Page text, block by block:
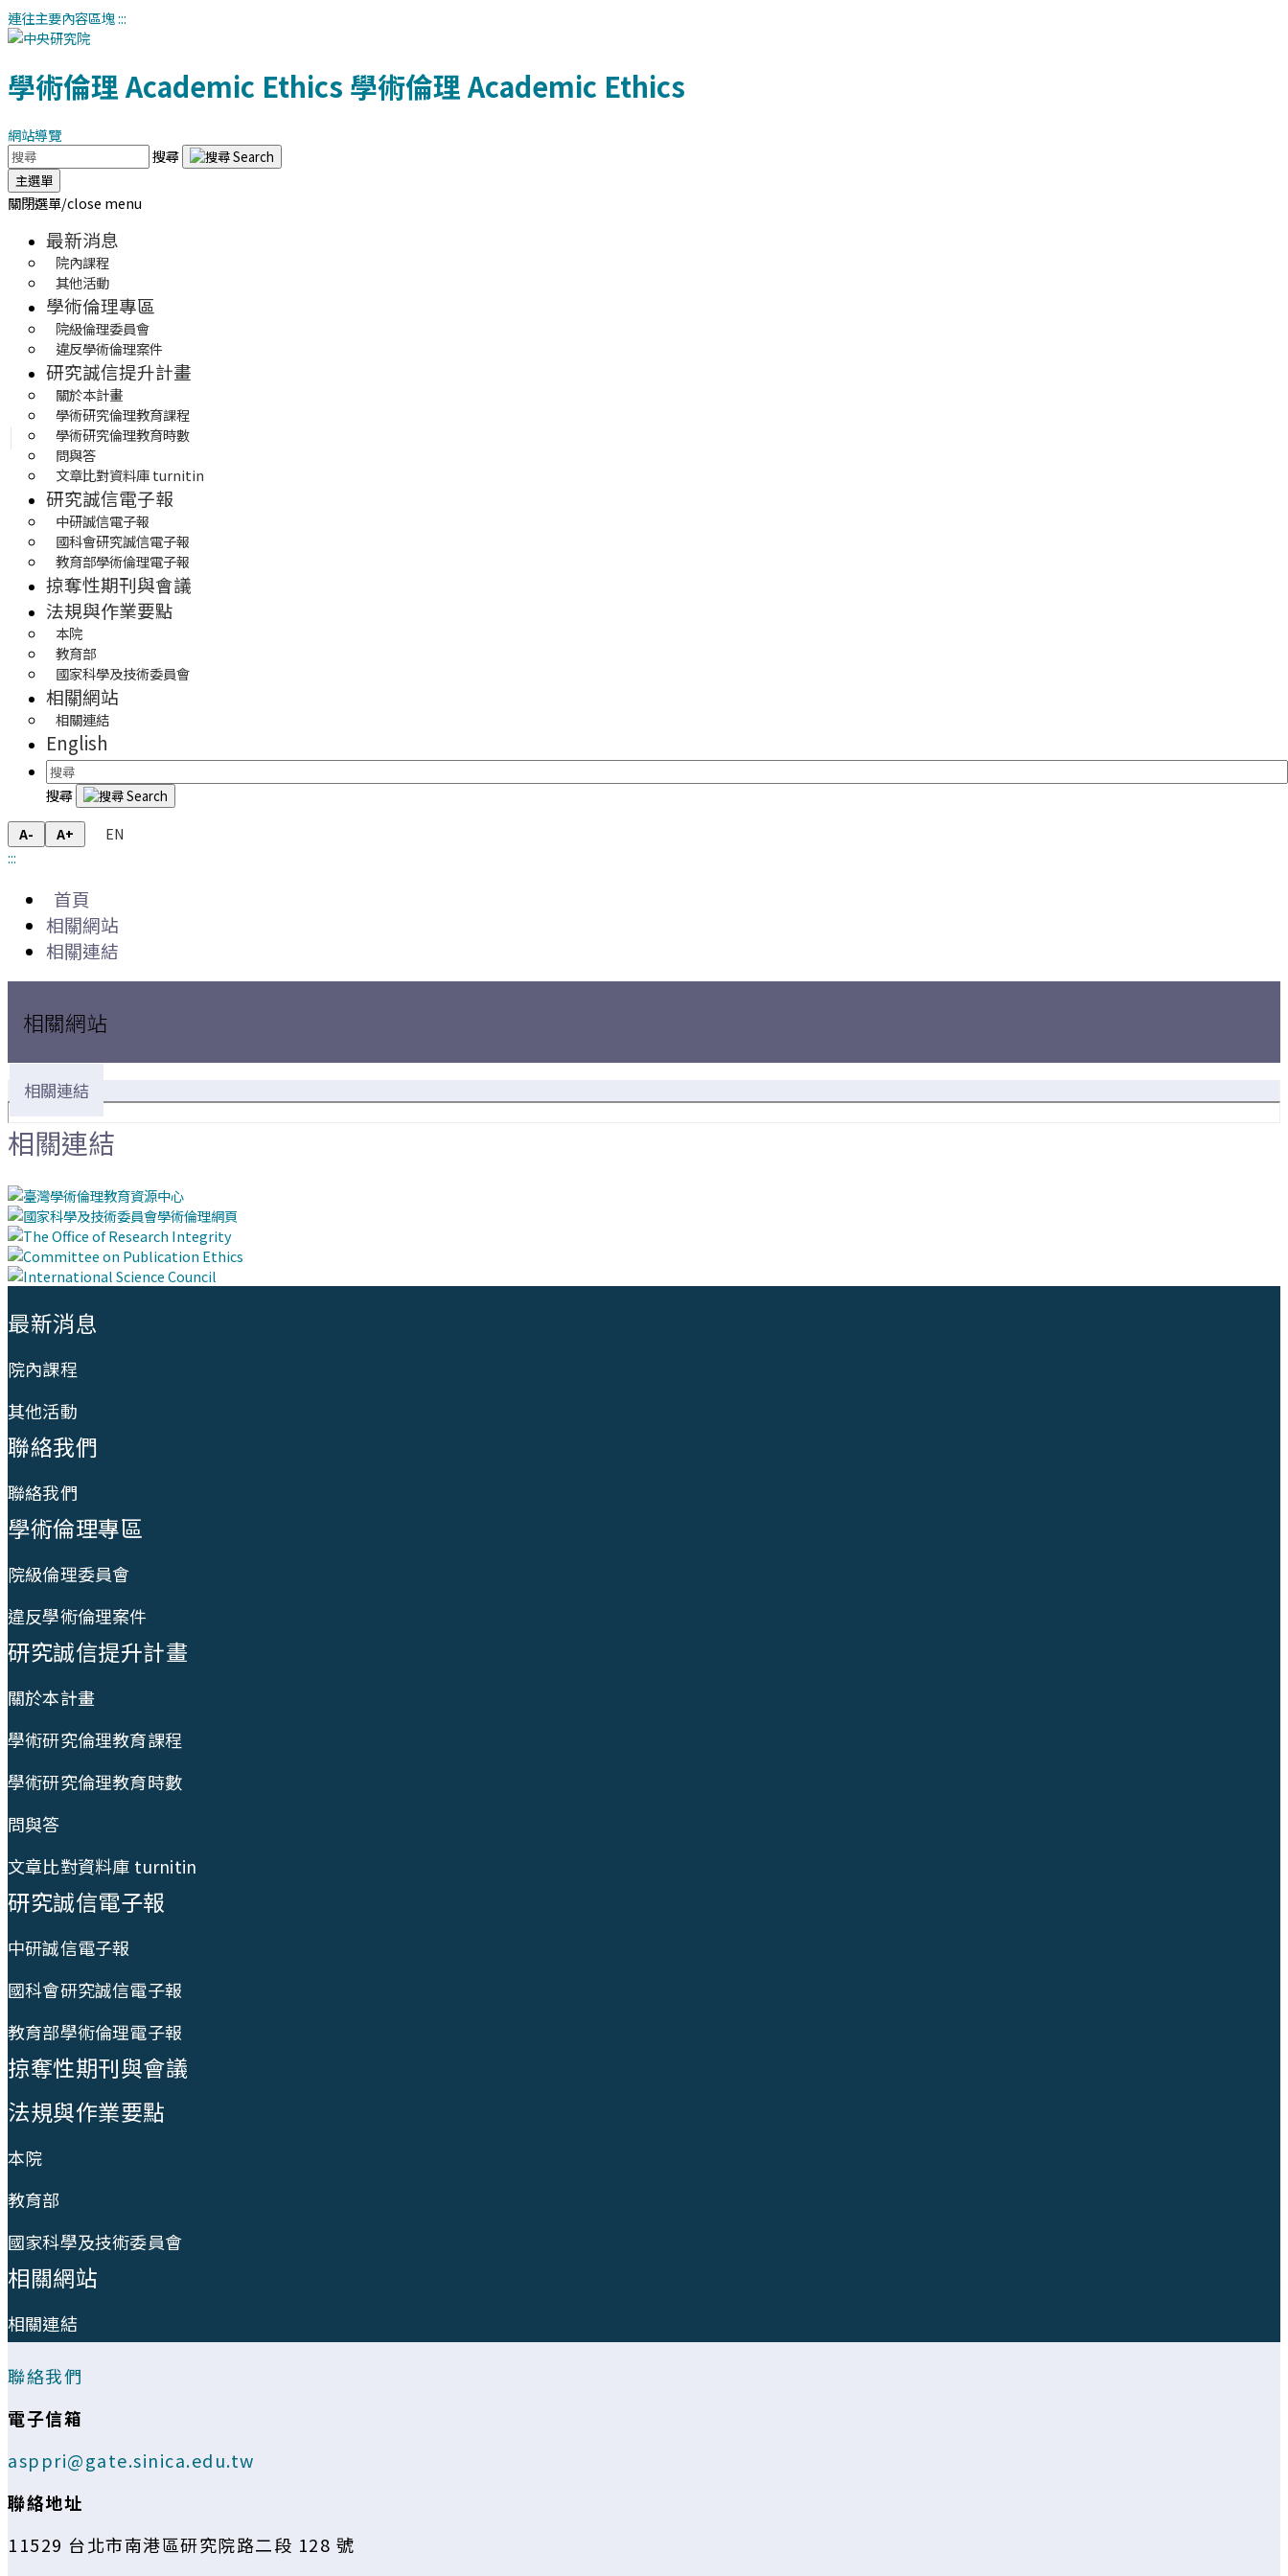
連往主要內容區塊:::
學術倫理Academic Ethics 學術倫理Academic Ethics
網站導覽
搜尋
主選單
關閉選單/close menu
最新消息
院內課程
其他活動
學術倫理專區
院級倫理委員會
違反學術倫理案件
研究誠信提升計畫
關於本計畫
學術研究倫理教育課程
學術研究倫理教育時數
問與答
文章比對資料庫 turnitin
研究誠信電子報
中研誠信電子報
國科會研究誠信電子報
教育部學術倫理電子報
掠奪性期刊與會議
法規與作業要點
本院
教育部
國家科學及技術委員會
相關網站
相關連結
English
搜尋
A- A+
EN
:::
首頁
相關網站
相關連結
相關網站
相關連結
相關連結
最新消息
院內課程
其他活動
聯絡我們
聯絡我們
學術倫理專區
院級倫理委員會
違反學術倫理案件
研究誠信提升計畫
關於本計畫
學術研究倫理教育課程
學術研究倫理教育時數
問與答
文章比對資料庫 turnitin
研究誠信電子報
中研誠信電子報
國科會研究誠信電子報
教育部學術倫理電子報
掠奪性期刊與會議
法規與作業要點
本院
教育部
國家科學及技術委員會
相關網站
相關連結
聯絡我們
電子信箱
asppri@gate.sinica.edu.tw
聯絡地址
11529 台北市南港區研究院路二段 128 號